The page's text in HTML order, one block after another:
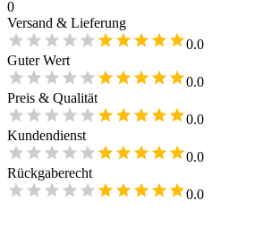
0
Versand & Lieferung
0.0
Guter Wert
0.0
Preis & Qualität
0.0
Kundendienst
0.0
Rückgaberecht
0.0